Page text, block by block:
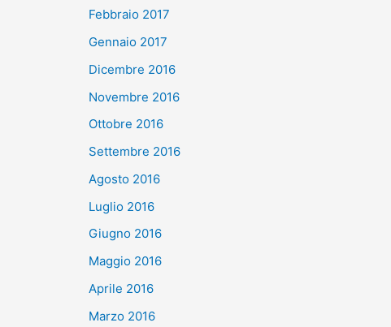
Febbraio 2017
Gennaio 2017
Dicembre 2016
Novembre 2016
Ottobre 2016
Settembre 2016
Agosto 2016
Luglio 2016
Giugno 2016
Maggio 2016
Aprile 2016
Marzo 2016